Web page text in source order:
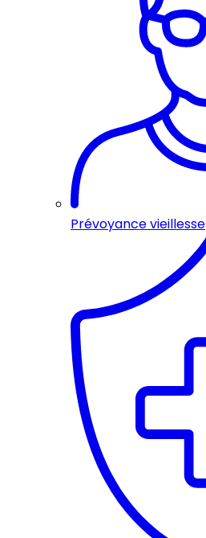
Prévoyance vieillesse